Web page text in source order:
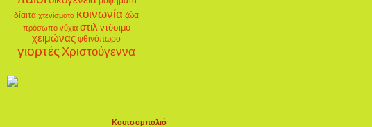
δίαιτα χτενίσματα κοινωνία ζώα
πρόσωπο νύχια στιλ ντύσιμο
χειμώνας φθινόπωρο
γιορτές Χριστούγεννα
Κουτσομπολιό